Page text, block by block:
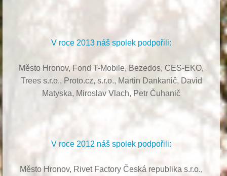
V roce 2013 náš spolek podpořili:
Město Hronov, Fond T-Mobile, Bezedos, CES-EKO,
Trees s.r.o., Proto.cz, s.r.o., Martin Dankanič, David
Matyska, Miroslav Vlach, Petr Čuhanič
V roce 2012 náš spolek podpořili:
Město Hronov, Rivet Factory Česká republika s.r.o.,